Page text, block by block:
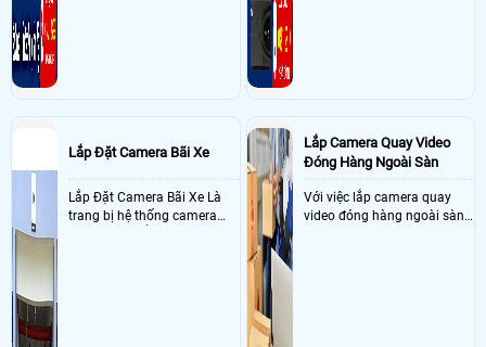
Lắp Đặt Camera Bãi Xe
Lắp Đặt Camera Bãi Xe Là
trang bị hệ thống camera
Lắp Camera Quay Video
Đóng Hàng Ngoài Sàn
Với việc lắp camera quay
video đóng hàng ngoài sàn